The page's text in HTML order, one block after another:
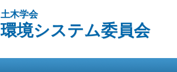
土木学会
環境システム委員会